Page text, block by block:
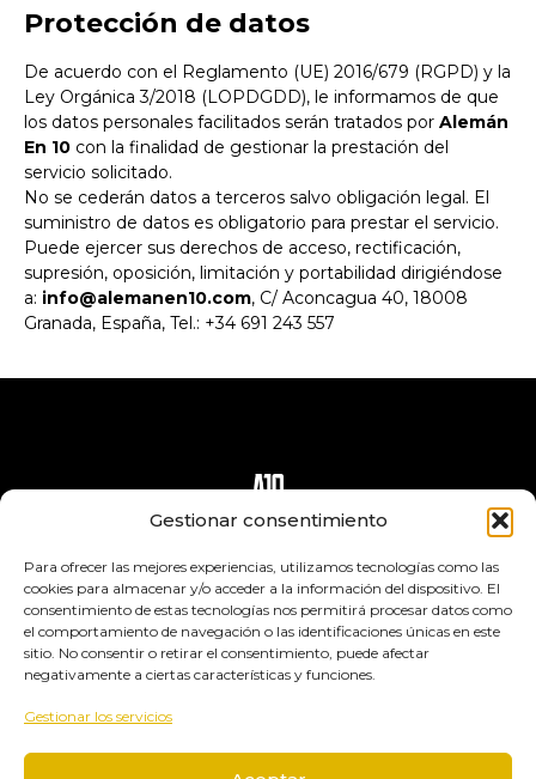
Gestionar consentimiento
Para ofrecer las mejores experiencias, utilizamos tecnologías como las
cookies para almacenar y/o acceder a la información del dispositivo. El
consentimiento de estas tecnologías nos permitirá procesar datos como
el comportamiento de navegación o las identificaciones únicas en este
sitio. No consentir o retirar el consentimiento, puede afectar
negativamente a ciertas características y funciones.
Gestionar los servicios
Protección de datos
De acuerdo con el Reglamento (UE) 2016/679 (RGPD) y la
Ley Orgánica 3/2018 (LOPDGDD), le informamos de que
los datos personales facilitados serán tratados por Alemán
En 10 con la finalidad de gestionar la prestación del
servicio solicitado.
No se cederán datos a terceros salvo obligación legal. El
suministro de datos es obligatorio para prestar el servicio.
Puede ejercer sus derechos de acceso, rectificación,
supresión, oposición, limitación y portabilidad dirigiéndose
a: info@alemanen10.com, C/ Aconcagua 40, 18008
Granada, España, Tel.: +34 691 243 557